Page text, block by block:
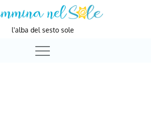
l'alba del sesto sole